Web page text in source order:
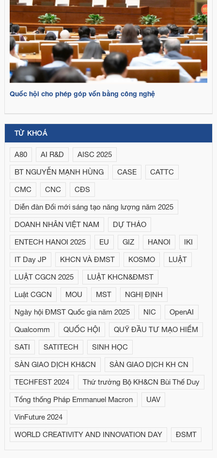
Quốc hội cho phép góp vốn bằng công nghệ
TỪ KHOÁ
A80 AI R&D AISC 2025
BT NGUYỄN MẠNH HÙNG CASE CATTC
CMC CNC CĐS
Diễn đàn Đổi mới sáng tạo năng lượng năm 2025
DOANH NHÂN VIỆT NAM DỰ THẢO
ENTECH HANOI 2025 EU GIZ HANOI IKI
IT Day JP KHCN VÀ ĐMST KOSMO LUẬT
LUẬT CGCN 2025 LUẬT KHCN&ĐMST
Luật CGCN MOU MST NGHỊ ĐỊNH
Ngày hội ĐMST Quốc gia năm 2025 NIC OpenAI
Qualcomm QUỐC HỘI QUỸ ĐẦU TƯ MẠO HIỂM
SATI SATITECH SINH HỌC
SÀN GIAO DỊCH KH&CN SÀN GIAO DỊCH KH CN
TECHFEST 2024 Thứ trưởng Bộ KH&CN Bùi Thế Duy
Tổng thống Pháp Emmanuel Macron UAV
VinFuture 2024
WORLD CREATIVITY AND INNOVATION DAY ĐSMT